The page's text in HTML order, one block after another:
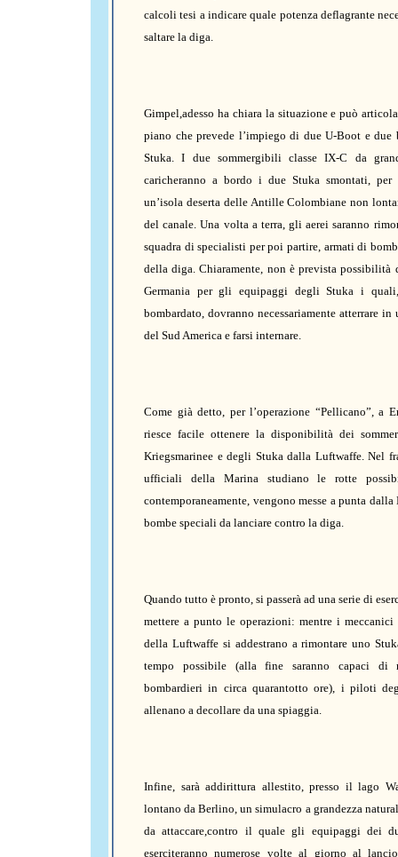
calcoli tesi a indicare quale potenza deflagrante
saltare la diga.
Gimpel,adesso ha chiara la situazione e può
piano che prevede l’impiego di due U-Boot e due
Stuka. I due sommergibili classe IX-C da
caricheranno a bordo i due Stuka smontati, per
un’isola deserta delle Antille Colombiane non
del canale. Una volta a terra, gli aerei saranno
squadra di specialisti per poi partire, armati di
della diga. Chiaramente, non è prevista
Germania per gli equipaggi degli Stuka i
bombardato, dovranno necessariamente atterrare in
del Sud America e farsi internare.
Come già detto, per l’operazione “Pellicano”, a
riesce facile ottenere la disponibilità dei
Kriegsmarinee e degli Stuka dalla Luftwaffe. Nel
ufficiali della Marina studiano le rotte
contemporaneamente, vengono messe a punta
bombe speciali da lanciare contro la diga.
Quando tutto è pronto, si passerà ad una serie di
mettere a punto le operazioni: mentre i
della Luftwaffe si addestrano a rimontare uno
tempo possibile (alla fine saranno capaci di
bombardieri in circa quarantotto ore), i piloti
allenano a decollare da una spiaggia.
Infine, sarà addirittura allestito, presso il lago
lontano da Berlino, un simulacro a grandezza
da attaccare,contro il quale gli equipaggi dei
eserciteranno numerose volte al giorno al